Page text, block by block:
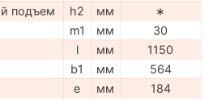
подъем
h2 мм
∗
m1 мм
30
l мм
1150
b1 мм
564
e мм
184